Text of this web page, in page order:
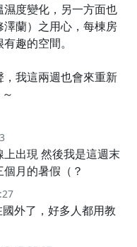
度變化，另一方面也
蘭）之用心，每棟房
趣的空間。
我這兩週也會來重新
出現 然後我是這週末
月的暑假（？
外了，好多人都用教